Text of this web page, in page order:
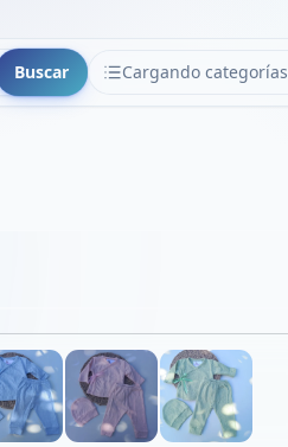
Buscar Cargando categorías
CATEGORÍAS